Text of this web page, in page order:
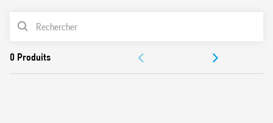
Fusible en entrée : remplaçable facilement + 1 fusible de
rechange fourni
Conforme aux normes EN 60950-1 et EN 61204-3
Raccordement en parallèle pour un courant de sortie plus
LISTE DES PRODUITS
DOCUMENTATIONS